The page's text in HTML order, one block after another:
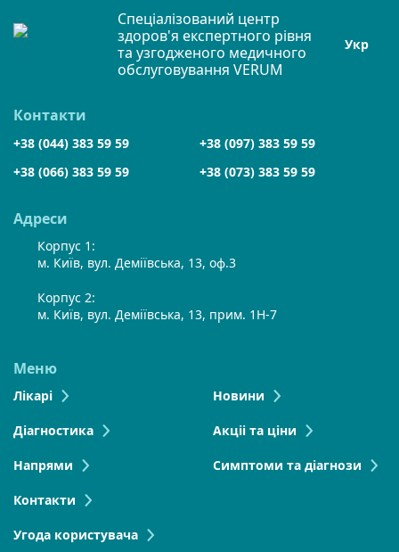
Спеціалізований центр
здоров'я експертного рівня
та узгодженого медичного
обслуговування VERUM
Укр
Адреси
Корпус 1:
м. Київ, вул. Деміївська, 13, оф.3
Корпус 2:
м. Київ, вул. Деміївська, 13, прим. 1Н-7
Меню
Лікарі
Діагностика
Напрями
Контакти
Новини
Акціі та ціни
Симптоми та діагнози
Угода користувача
Контакти
+38 (044) 383 59 59
+38 (097) 383 59 59
+38 (066) 383 59 59
+38 (073) 383 59 59